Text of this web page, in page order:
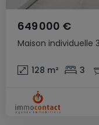
Maison individuelle
649 000 €
128 m² 3